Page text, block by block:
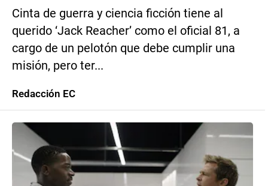
Cinta de guerra y ciencia ficción tiene al
querido ‘Jack Reacher’ como el oficial 81, a
cargo de un pelotón que debe cumplir una
misión, pero ter...
Redacción EC